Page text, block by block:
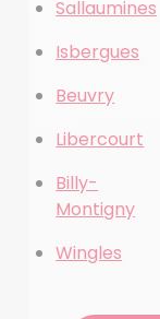
Sallaumines
Isbergues
Beuvry
Libercourt
Billy-
Montigny
Wingles